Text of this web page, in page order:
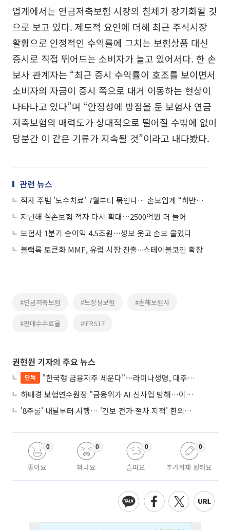
업계에서는 연금저축보험 시장의 침체가 장기화될 것
으로 보고 있다. 제도적 요인에 더해 최근 주식시장
활황으로 안정적인 수익률에 그치는 보험상품 대신
증시로 직접 뛰어드는 소비자가 늘고 있어서다. 한 손
보사 관계자는 “최근 증시 수익률이 호조를 보이면서
소비자의 자금이 증시 쪽으로 대거 이동하는 현상이
나타나고 있다”며 “안정성에 방점을 둔 보험사 연금
저축보험의 매력도가 상대적으로 떨어질 수밖에 없어
당분간 이 같은 기류가 지속될 것”이라고 내다봤다.
관련 뉴스
적자 주범 '도수치료' 7월부터 묶인다… 손보업계 “하반기 손해율 개선 기대”
지난해 실손보험 적자 다시 확대⋯2500억원 더 늘어
보험사 1분기 순이익 4.5조원⋯생보 웃고 손보 울었다
블랙록 토큰화 MMF, 유럽 시장 진출∙∙∙스테이블코인 확장
#연금저축보험 #보장성보험 #손해보험사
#판매수수료율 #IFRS17
권현원 기자의 주요 뉴스
단독
"한국형 금융지주 세운다"⋯라이나생명, 대주주 변경으로 지주사 전환 첫발
하태경 보험연수원장 "금융위가 AI 신사업 방해…이억원 위원장 사과해야“
'8주룰' 내달부터 시행… '건보 전가·절차 지적' 한의계 반발 잠재울까
좋아요
0
화나요
0
슬퍼요
0
추가취재 원해요
0